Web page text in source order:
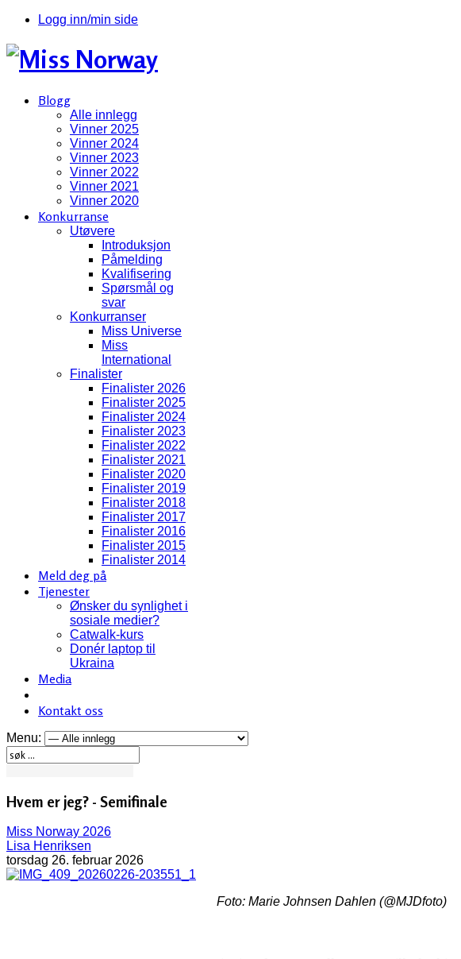
Logg inn/min side
Blogg
Alle innlegg
Vinner 2025
Vinner 2024
Vinner 2023
Vinner 2022
Vinner 2021
Vinner 2020
Konkurranse
Utøvere
Introduksjon
Påmelding
Kvalifisering
Spørsmål og
svar
Konkurranser
Miss Universe
Miss
International
Finalister
Finalister 2026
Finalister 2025
Finalister 2024
Finalister 2023
Finalister 2022
Finalister 2021
Finalister 2020
Finalister 2019
Finalister 2018
Finalister 2017
Finalister 2016
Finalister 2015
Finalister 2014
Meld deg på
Tjenester
Ønsker du synlighet i
sosiale medier?
Catwalk-kurs
Donér laptop til
Ukraina
Media
Kontakt oss
Menu:
Hvem er jeg? - Semifinale
Miss Norway 2026
Lisa Henriksen
torsdag 26. februar 2026
Foto: Marie Johnsen Dahlen (@MJDfoto)